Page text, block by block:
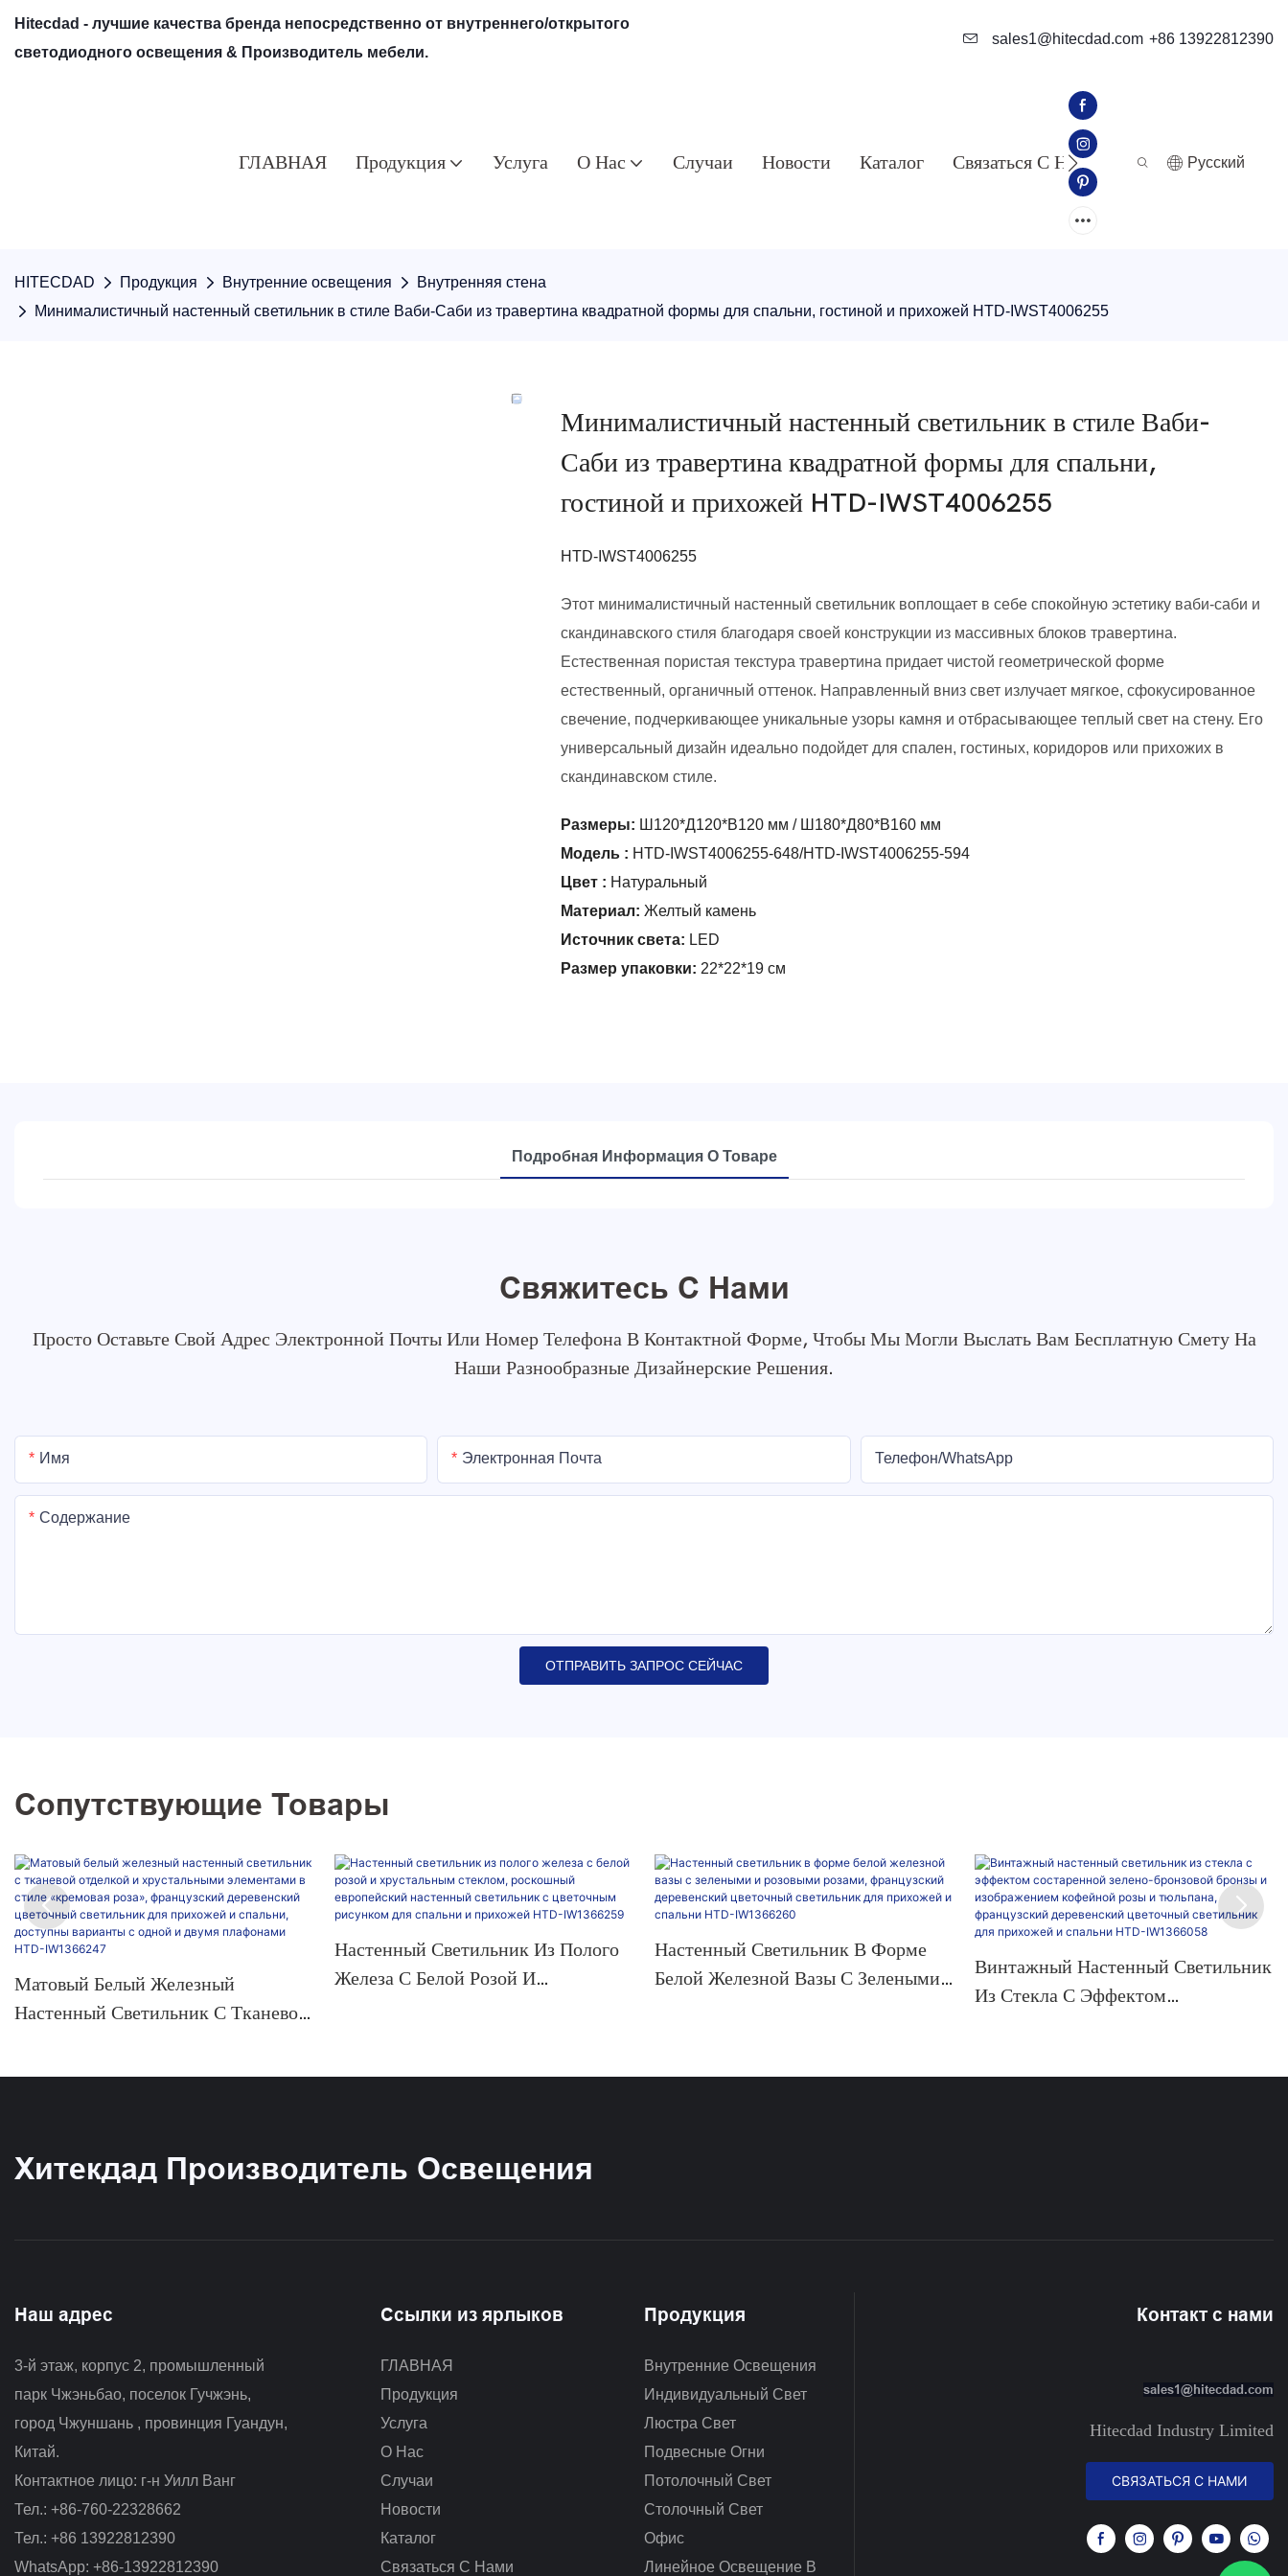
Hitecdad - лучшие качества бренда непосредственно от внутреннего/открытого
светодиодного освещения & Производитель мебели.
sales1@hitecdad.com +86 13922812390
ГЛАВНАЯ Продукция Услуга О Нас Случаи Новости Каталог Связаться С Нами Pусский
HITECDAD Продукция Внутренние освещения
Внутренняя стена
Минималистичный настенный светильник в стиле Ваби-Саби из травертина квадратной формы для спальни, гостиной и прихожей HTD-IWST4006255
Минималистичный настенный светильник в стиле Ваби-
Саби из травертина квадратной формы для спальни,
гостиной и прихожей HTD-IWST4006255
HTD-IWST4006255
Этот минималистичный настенный светильник воплощает в себе спокойную эстетику ваби-саби и
скандинавского стиля благодаря своей конструкции из массивных блоков травертина.
Естественная пористая текстура травертина придает чистой геометрической форме
естественный, органичный оттенок. Направленный вниз свет излучает мягкое, сфокусированное
свечение, подчеркивающее уникальные узоры камня и отбрасывающее теплый свет на стену. Его
универсальный дизайн идеально подойдет для спален, гостиных, коридоров или прихожих в
скандинавском стиле.
Размеры: Ш120*Д120*В120 мм / Ш180*Д80*В160 мм
Модель : HTD-IWST4006255-648/HTD-IWST4006255-594
Цвет : Натуральный
Материал: Желтый камень
Источник света: LED
Размер упаковки: 22*22*19 см
Подробная Информация О Товаре
Свяжитесь С Нами
Просто Оставьте Свой Адрес Электронной Почты Или Номер Телефона В Контактной Форме, Чтобы Мы Могли Выслать Вам Бесплатную Смету На
Наши Разнообразные Дизайнерские Решения.
Имя Электронная Почта Телефон/WhatsApp
Содержание
ОТПРАВИТЬ ЗАПРОС СЕЙЧАС
Сопутствующие Товары
Матовый Белый Железный
Настенный Светильник С Тканевой
Прихожей И Спальни, Доступны
Варианты С Одной И Двумя
Настенный Светильник Из Полого
Железа С Белой Розой И
Настенный Светильник В Форме
Белой Железной Вазы С Зелеными
Винтажный Настенный Светильник
Из Стекла С Эффектом
Розы И Тюльпана, Французский
Хитекдад Производитель Освещения
Наш адрес
3-й этаж, корпус 2, промышленный
парк Чжэньбао, поселок Гучжэнь,
город Чжуншань , провинция Гуандун,
Китай.
Контактное лицо: г-н Уилл Ванг
Тел.: +86-760-22328662
Тел.: +86 13922812390
WhatsApp: +86-13922812390
Ссылки из ярлыков
ГЛАВНАЯ
Продукция
Услуга
О Нас
Случаи
Новости
Каталог
Связаться С Нами
Продукция
Внутренние Освещения
Индивидуальный Свет
Люстра Свет
Подвесные Огни
Потолочный Свет
Столочный Свет
Офис
Линейное Освещение В
Контакт с нами
sales1@hitecdad.com
Hitecdad Industry Limited
СВЯЗАТЬСЯ С НАМИ